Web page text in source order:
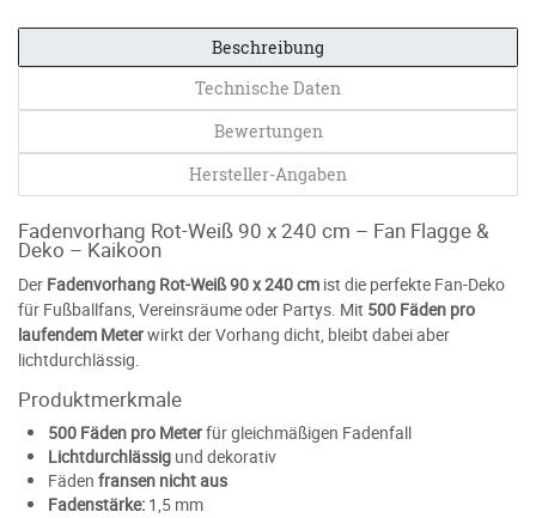
Beschreibung
Technische Daten
Bewertungen
Hersteller-Angaben
Fadenvorhang Rot-Weiß 90 x 240 cm – Fan Flagge &
Deko – Kaikoon
Der Fadenvorhang Rot-Weiß 90 x 240 cm ist die perfekte Fan-Deko
für Fußballfans, Vereinsräume oder Partys. Mit 500 Fäden pro
laufendem Meterwirkt der Vorhang dicht, bleibt dabei aber
lichtdurchlässig.
Produktmerkmale
500 Fäden pro Meterfür gleichmäßigen Fadenfall
Lichtdurchlässig und dekorativ
Fäden fransen nicht aus
Fadenstärke: 1,5 mm